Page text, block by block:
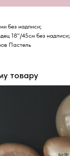
без надписи;
18"/45см без надписи;
Пастель
товару